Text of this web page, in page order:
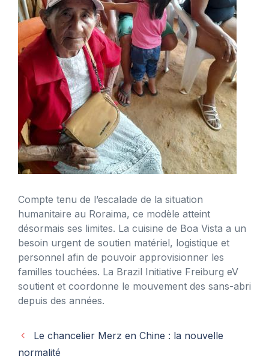
Compte tenu de l’escalade de la situation
humanitaire au Roraima, ce modèle atteint
désormais ses limites. La cuisine de Boa Vista a un
besoin urgent de soutien matériel, logistique et
personnel afin de pouvoir approvisionner les
familles touchées. La Brazil Initiative Freiburg eV
soutient et coordonne le mouvement des sans-abri
depuis des années.
Le chancelier Merz en Chine : la nouvelle
normalité